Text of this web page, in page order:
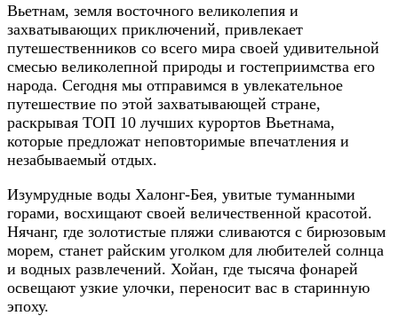
Вьетнам, земля восточного великолепия и
захватывающих приключений, привлекает
путешественников со всего мира своей удивительной
смесью великолепной природы и гостеприимства его
народа. Сегодня мы отправимся в увлекательное
путешествие по этой захватывающей стране,
раскрывая ТОП 10 лучших курортов Вьетнама,
которые предложат неповторимые впечатления и
незабываемый отдых.
Изумрудные воды Халонг-Бея, увитые туманными
горами, восхищают своей величественной красотой.
Нячанг, где золотистые пляжи сливаются с бирюзовым
морем, станет райским уголком для любителей солнца
и водных развлечений. Хойан, где тысяча фонарей
освещают узкие улочки, переносит вас в старинную
эпоху.